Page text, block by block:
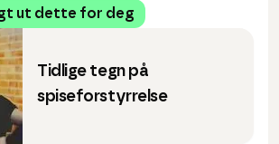
ut dette for deg
Tidlige tegn på
spiseforstyrrelse